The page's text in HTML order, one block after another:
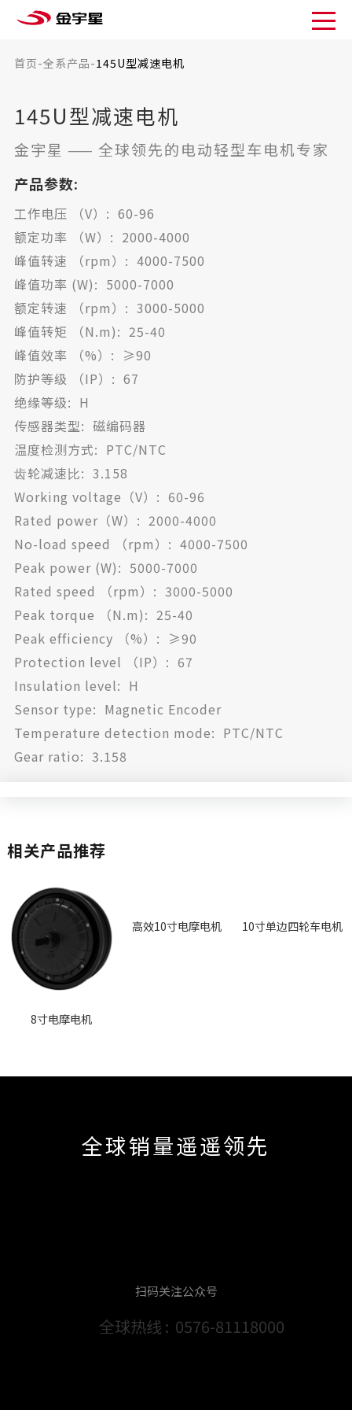
首页-全系产品-145U型减速电机
145U型减速电机
金宇星 —— 全球领先的电动轻型车电机专家
产品参数:
⼯作电压 （V）: 60-96
额定功率 （W）: 2000-4000
峰值转速 （rpm）: 4000-7500
峰值功率 (W): 5000-7000
额定转速 （rpm）: 3000-5000
峰值转矩 （N.m): 25-40
峰值效率 （%）: ≥90
防护等级 （IP）: 67
绝缘等级: H
传感器类型: 磁编码器
温度检测⽅式: PTC/NTC
⻮轮减速⽐: 3.158
Working voltage（V）: 60-96
Rated power（W）: 2000-4000
No-load speed （rpm）: 4000-7500
Peak power (W): 5000-7000
Rated speed （rpm）: 3000-5000
Peak torque （N.m): 25-40
Peak efficiency （%）: ≥90
Protection level （IP）: 67
Insulation level: H
Sensor type: Magnetic Encoder
Temperature detection mode: PTC/NTC
Gear ratio: 3.158
相关产品推荐
8寸电摩电机
高效10寸电摩电机 10寸单边四轮车电机
全球销量遥遥领先
扫码关注公众号
全球热线 : 0576-81118000